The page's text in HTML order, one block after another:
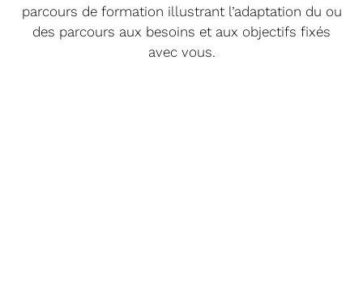
parcours de formation illustrant l’adaptation du ou
des parcours aux besoins et aux objectifs fixés
avec vous.